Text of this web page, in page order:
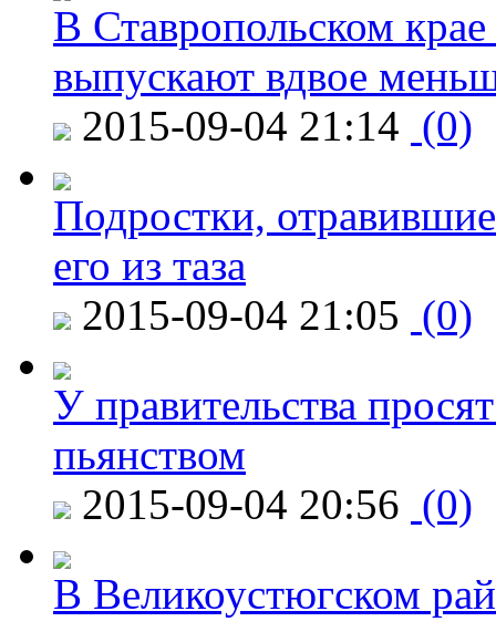
В Ставропольском
выпускают вдвое
2015-09-04 21:14 (0)
Подростки,
его из таза
2015-09-04 21:05 (0)
У правительства
пьянством
2015-09-04 20:56 (0)
В Великоустюгском